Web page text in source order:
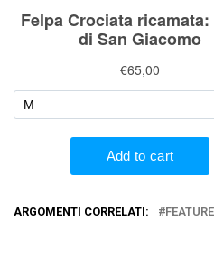
ARGOMENTI CORRELATI: